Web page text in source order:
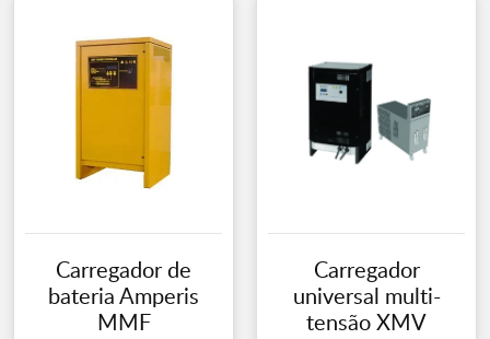
Carregador de
bateria Amperis
MMF
Carregador
universal multi-
tensão XMV